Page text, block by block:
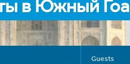
в Южный Гоа
Guests